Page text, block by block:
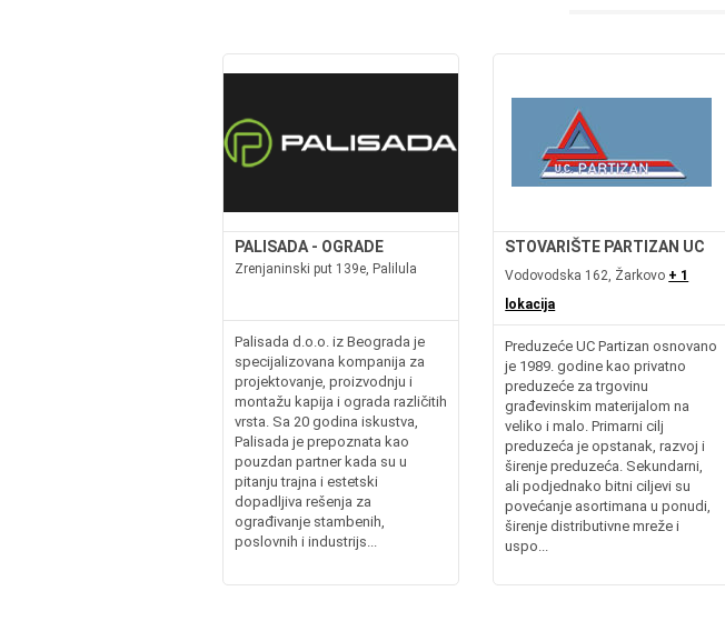
PALISADA - OGRADE
Zrenjaninski put 139e, Palilula
Palisada d.o.o. iz Beograda je
specijalizovana kompanija za
projektovanje, proizvodnju i
montažu kapija i ograda različitih
vrsta. Sa 20 godina iskustva,
Palisada je prepoznata kao
pouzdan partner kada su u
pitanju trajna i estetski
dopadljiva rešenja za
ograđivanje stambenih,
poslovnih i industrijs...
STOVARIŠTE PARTIZAN UC
Vodovodska 162, Žarkovo + 1
lokacija
Preduzeće UC Partizan osnovano
je 1989. godine kao privatno
preduzeće za trgovinu
građevinskim materijalom na
veliko i malo. Primarni cilj
preduzeća je opstanak, razvoj i
širenje preduzeća. Sekundarni,
ali podjednako bitni ciljevi su
povećanje asortimana u ponudi,
širenje distributivne mreže i
uspo...